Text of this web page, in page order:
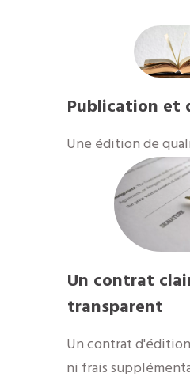
Publication et
​Une édition de
Un contrat
transparent
Un contrat
ni frais